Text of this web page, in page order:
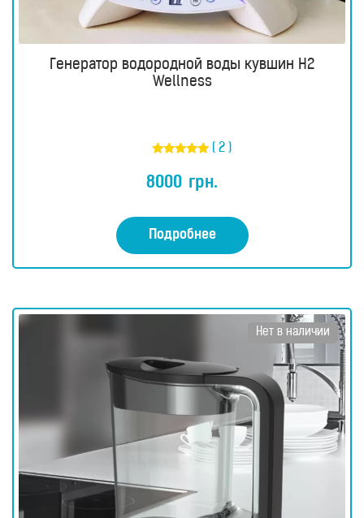
Генератор водородной воды кувшин H2
Wellness
5.00
из 5
( 2 )
8000 грн.
Подробнее
Нет в наличии